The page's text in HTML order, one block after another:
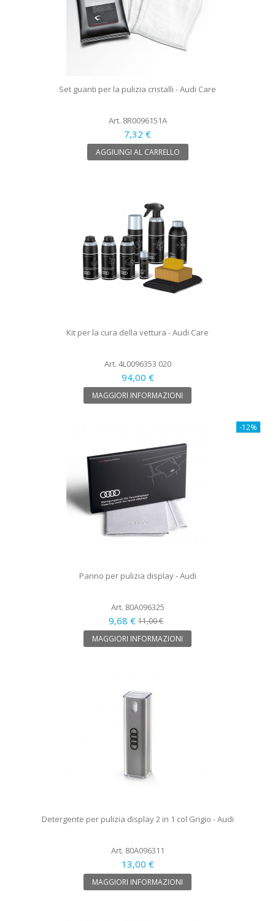
Set guanti per la pulizia cristalli - Audi Care
Art. 8R0096151A
7,32 €
AGGIUNGI AL CARRELLO
Kit per la cura della vettura - Audi Care
Art. 4L0096353 020
94,00 €
MAGGIORI INFORMAZIONI
-12%
Panno per pulizia display - Audi
Art. 80A096325
9,68 € 11,00 €
MAGGIORI INFORMAZIONI
Detergente per pulizia display 2 in 1 col Grigio - Audi
Art. 80A096311
13,00 €
MAGGIORI INFORMAZIONI